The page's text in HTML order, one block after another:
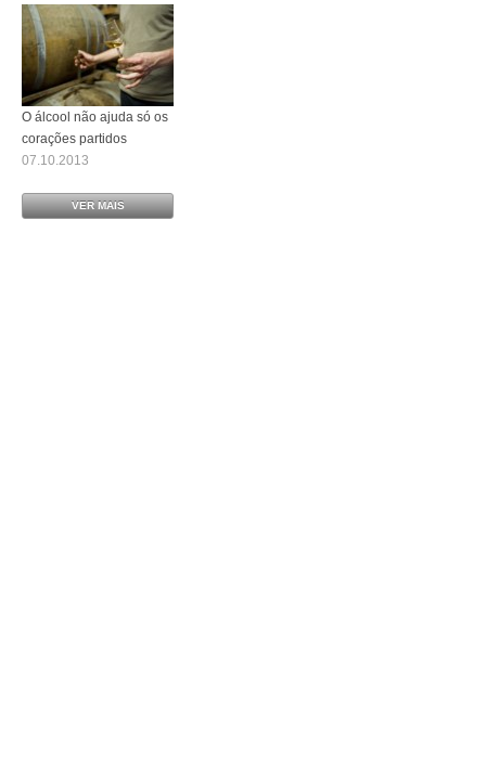
O álcool não ajuda só os
corações partidos
07.10.2013
VER MAIS